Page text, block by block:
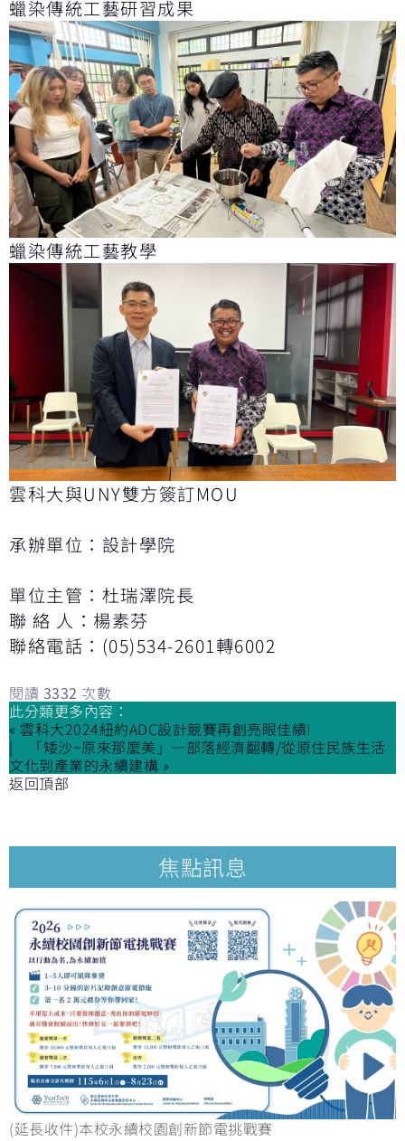
蠟染傳統工藝研習成果
蠟染傳統工藝教學
雲科大與UNY雙方簽訂MOU
承辦單位：設計學院
單位主管：杜瑞澤院長
聯 絡 人：楊素芬
聯絡電話：(05)534-2601轉6002
閱讀 3332 次數
此分類更多內容：
« 雲科大2024紐約ADC設計競賽再創亮眼佳績!
「矮沙~原來那麼美」—部落經濟翻轉/從原住民族生活
文化到產業的永續建構 »
返回頂部
焦點訊息
(延長收件)本校永續校園創新節電挑戰賽